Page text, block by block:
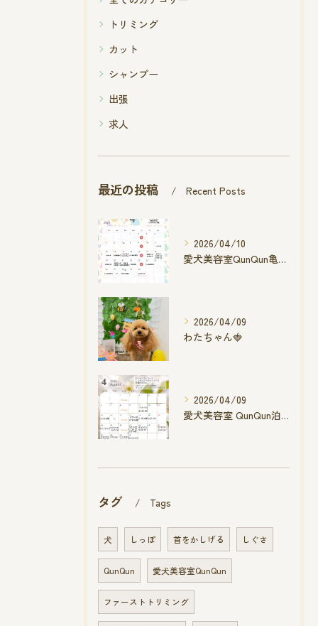
トリミング
カット
シャンプー
出張
求人
最近の投稿 Recent Posts
2026/04/10
愛犬美容室QunQun亀山エコー店
2026/04/09
わたちゃん🍓
2026/04/09
愛犬美容室 QunQun泊店 4月空き状況です
タグ Tags
犬 しっぽ 首をかしげる しぐさ
QunQun 愛犬美容室QunQun
ファーストトリミング